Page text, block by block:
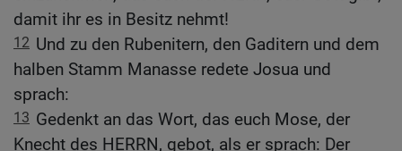
damit ihr es in Besitz nehmt!
12 Und zu den Rubenitern, den Gaditern und dem
halben Stamm Manasse redete Josua und
sprach:
13 Gedenkt an das Wort, das euch Mose, der
Knecht des HERRN, gebot, als er sprach: Der